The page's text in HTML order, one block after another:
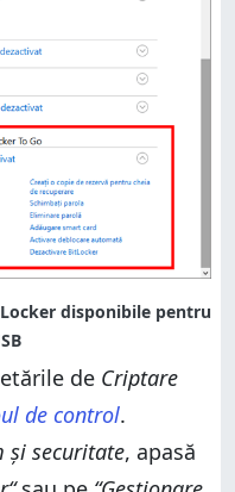
de Criptare
de control.
și securitate, apasă